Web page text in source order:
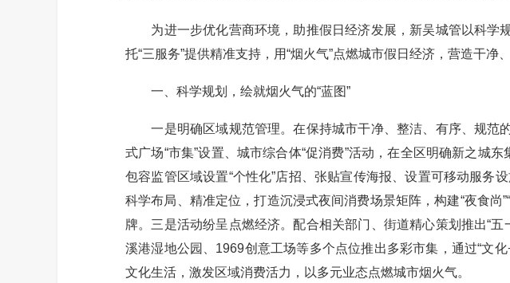
为进一步优化营商环境，助推假日经济发展，新吴城管以科学
托“三服务”提供精准支持，用“烟火气”点燃城市假日经济，营造干净
一、科学规划，绘就烟火气的“蓝图”
一是明确区域规范管理。在保持城市干净、整洁、有序、规范
式广场“市集”设置、城市综合体“促消费”活动，在全区明确新之城
包容监管区域设置“个性化”店招、张贴宣传海报、设置可移动服务
科学布局、精准定位，打造沉浸式夜间消费场景矩阵，构建“夜食尚
牌。三是活动纷呈点燃经济。配合相关部门、街道精心策划推出“
溪港湿地公园、1969创意工场等多个点位推出多彩市集，通过“文
文化生活，激发区域消费活力，以多元业态点燃城市烟火气。